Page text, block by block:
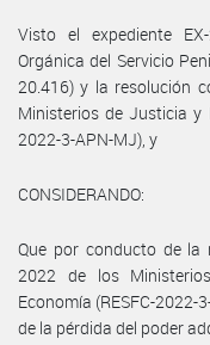
Visto el expediente EX-
Orgánica del Servicio
20.416) y la resolución
Ministerios de Justicia y
2022-3-APN-MJ), y
CONSIDERANDO:
Que por conducto de
2022 de los
Economía (RESFC-
de la pérdida del poder